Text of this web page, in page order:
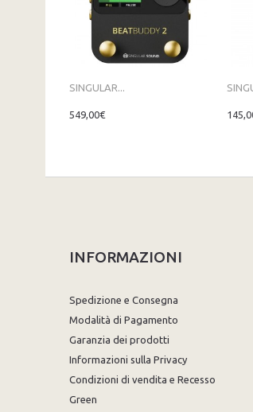
SINGULAR...
549,00€
INFORMAZIONI
Spedizione e Consegna
Modalità di Pagamento
Garanzia dei prodotti
Informazioni sulla Privacy
Condizioni di vendita e Recesso
Green